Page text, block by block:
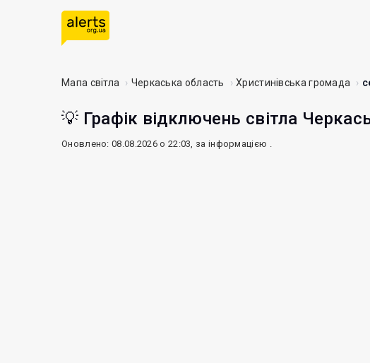
Мапа світла Черкаська область Христинівська громада
💡 Графік відключень світла
Оновлено: 08.08.2026 о 22:03, за інформацією .